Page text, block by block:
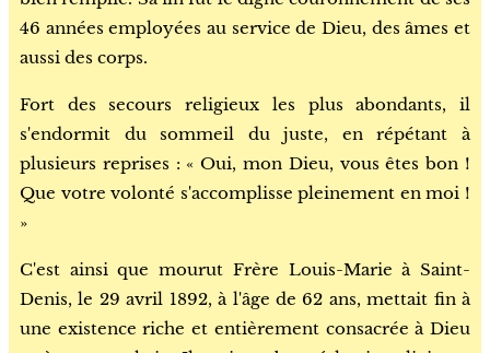
46 années employées au service de Dieu, des âmes et
aussi des corps.
Fort des secours religieux les plus abondants, il
s'endormit du sommeil du juste, en répétant à
plusieurs reprises : « Oui, mon Dieu, vous êtes bon !
Que votre volonté s'accomplisse pleinement en moi !
»
C'est ainsi que mourut Frère Louis-Marie à Saint-
Denis, le 29 avril 1892, à l'âge de 62 ans, mettait fin à
une existence riche et entièrement consacrée à Dieu